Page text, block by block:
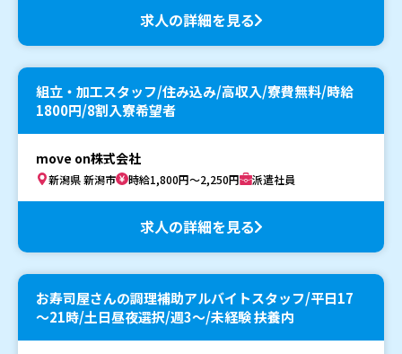
求人の詳細を見る
組立・加工スタッフ/住み込み/高収入/寮費無料/時給
1800円/8割入寮希望者
move on株式会社
新潟県 新潟市 時給1,800円～2,250円 派遣社員
求人の詳細を見る
お寿司屋さんの調理補助アルバイトスタッフ/平日17
～21時/土日昼夜選択/週3～/未経験 扶養内